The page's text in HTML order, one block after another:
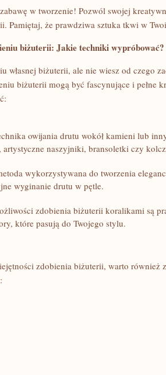
w⁣ tworzenie! Pozwól swojej
Pamiętaj, że prawdziwa sztuka tkwi⁣ w
biżuterii: Jakie techniki wypróbować?
własnej⁣ biżuterii, ale nie​ wiesz od czego
biżuterii⁣ mogą być fascynujące i pełne
owijania‍ drutu wokół kamieni lub
artystyczne naszyjniki,⁢ bransoletki czy
wykorzystywana⁤ do ⁣tworzenia
wyginanie drutu w ⁤pętle.
⁣zdobienia⁢ biżuterii‌ koralikami są
które pasują do Twojego stylu.
zdobienia biżuterii, warto⁢ również⁢